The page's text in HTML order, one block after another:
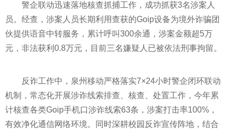
警企联动迅速落地核查抓捕工作，成功抓获3名涉案人
员。经查，涉案人员长期利用查获的Goip设备为境外诈骗团
伙提供语音中转服务，累计呼叫300余通，涉案金额超5万
元，非法获利0.8万元，目前三名嫌疑人已被依法刑事拘留。
反诈工作中，泉州移动严格落实7×24小时警企闭环联动
机制，常态化开展涉诈线索排查、核查、处置工作，今年累
计核查各类Goip手机口涉诈线索63条，涉案打击率100%，
有效净化通信网络环境。同时深耕校园反诈宣传阵地，结合